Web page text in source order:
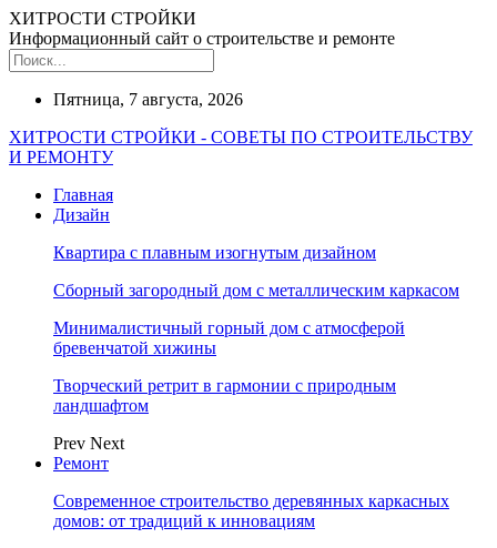
ХИТРОСТИ СТРОЙКИ
Информационный сайт о строительстве и ремонте
Пятница, 7 августа, 2026
ХИТРОСТИ СТРОЙКИ - СОВЕТЫ ПО СТРОИТЕЛЬСТВУ
И РЕМОНТУ
Главная
Дизайн
Квартира с плавным изогнутым дизайном
Сборный загородный дом с металлическим каркасом
Минималистичный горный дом с атмосферой
бревенчатой хижины
Творческий ретрит в гармонии с природным
ландшафтом
Prev Next
Ремонт
Современное строительство деревянных каркасных
домов: от традиций к инновациям